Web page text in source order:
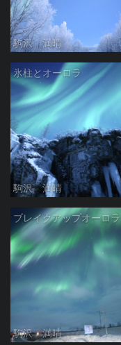
駒沢 満晴
氷柱とオーロラ
駒沢 満晴
ブレイクアップオーロラ
駒沢 満晴